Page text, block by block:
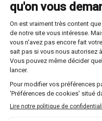
Trouvez la
scolaire
Optez pour l'une des
par Les Sherpas, que